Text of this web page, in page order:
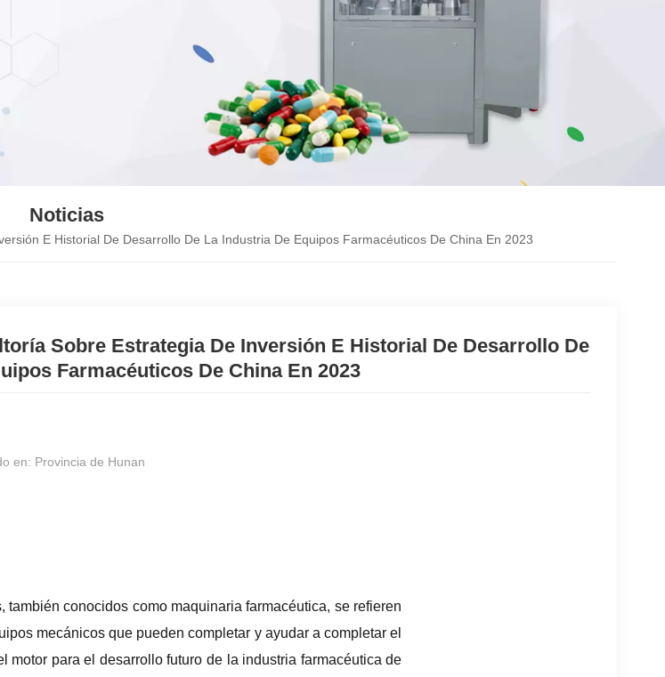
Noticias
E Historial De Desarrollo De La Industria De Equipos Farmacéuticos De China En 2023
Sobre Estrategia De Inversión E Historial De Desarrollo De
Farmacéuticos De China En 2023
en: Provincia de Hunan
también conocidos como maquinaria farmacéutica, se refieren
mecánicos que pueden completar y ayudar a completar el
motor para el desarrollo futuro de la industria farmacéutica de